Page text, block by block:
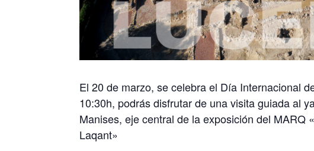
El 20 de marzo, se celebra el Día Internacional
10:30h, podrás disfrutar de una visita guiada al
Manises, eje central de la exposición del MARQ
Laqant»